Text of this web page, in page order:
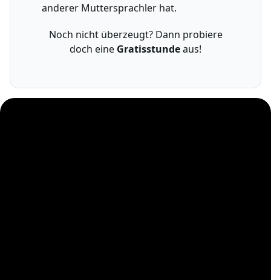
anderer Muttersprachler hat.
Noch nicht überzeugt? Dann probiere
doch eine Gratisstundeaus!